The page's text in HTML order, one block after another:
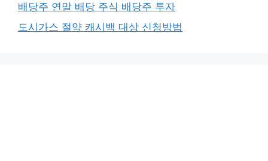
배당주 연말 배당 주식 배당주 투자
도시가스 절약 캐시백 대상 신청방법